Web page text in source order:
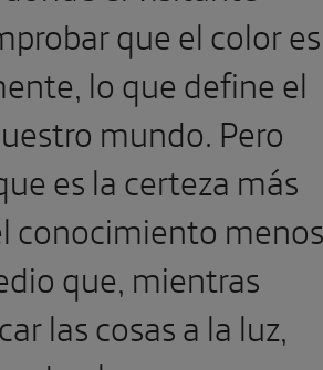
que el color
lo que define el
mundo. Pero
es la certeza más
conocimiento menos
que, mientras
las cosas a la luz,